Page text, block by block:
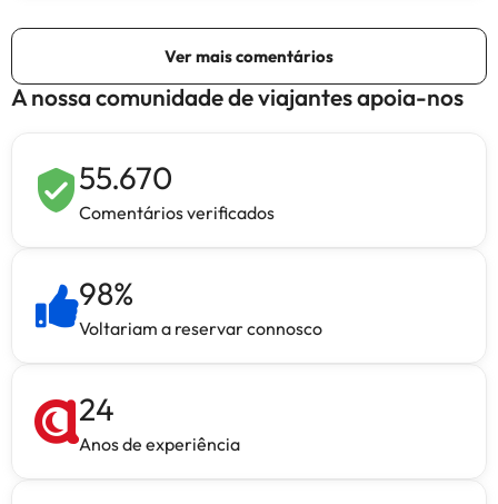
A nossa comunidade de viajantes apoia-nos
55.670
Comentários verificados
98%
Voltariam a reservar connosco
24
Anos de experiência